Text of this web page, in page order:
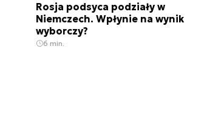
Rosja podsyca podziały w
Niemczech. Wpłynie na wynik
wyborczy?
6 min.